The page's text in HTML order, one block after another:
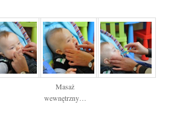
Masaż
wewnętrzny…